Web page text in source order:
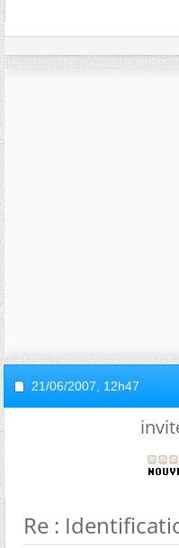
21/06/2007, 12h47
Re :